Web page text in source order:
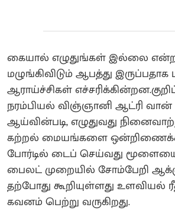
கையால் எழுதுங்கள் இல்லை
மழுங்கிவிடும் ஆபத்து இருப்பதாக
ஆராய்ச்சிகள்
நரம்பியல் விஞ்ஞானி ஆட்ரி வான்
ஆய்வின்படி, எழுதுவது
கற்றல் மையங்களை
போர்டில் டைப் செய்வது
பைலட் முறையில் சோம்பேறி
தற்போது கூறியுள்ளது உளவியல்
கவனம் பெற்று வருகிறது.